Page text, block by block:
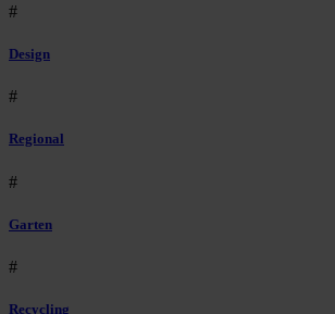
#
Design
#
Regional
#
Garten
#
Recycling